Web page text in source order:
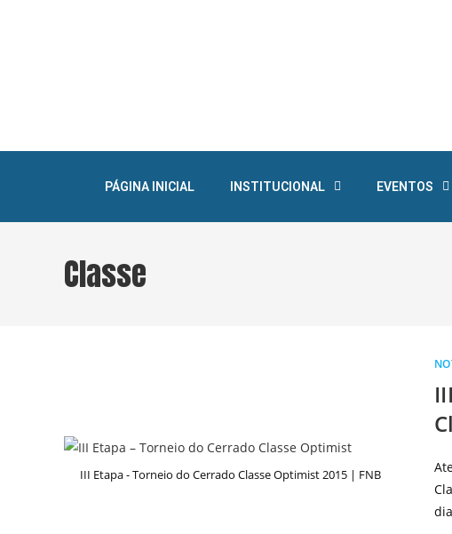
PÁGINA INICIAL INSTITUCIONAL EVENTOS
Classe
III Etapa - Torneio do Cerrado Classe Optimist 2015 | FNB